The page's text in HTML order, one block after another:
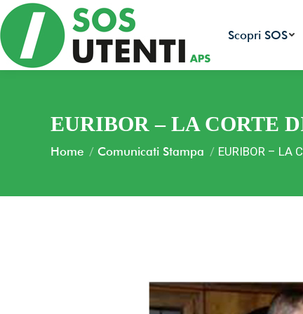
Scopri SOS
EURIBOR – LA CORTE
You are here:
Home Comunicati Stampa EURIBOR – LA
Tutte le